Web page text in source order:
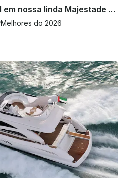
Experimente DUBAI em nossa linda Majestade de 52 pés
Melhores do 2026